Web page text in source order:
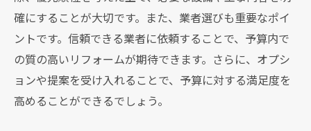
確にすることが大切です。また、業者選びも重要なポイ
ントです。信頼できる業者に依頼することで、予算内で
の質の高いリフォームが期待できます。さらに、オプシ
ョンや提案を受け入れることで、予算に対する満足度を
高めることができるでしょう。